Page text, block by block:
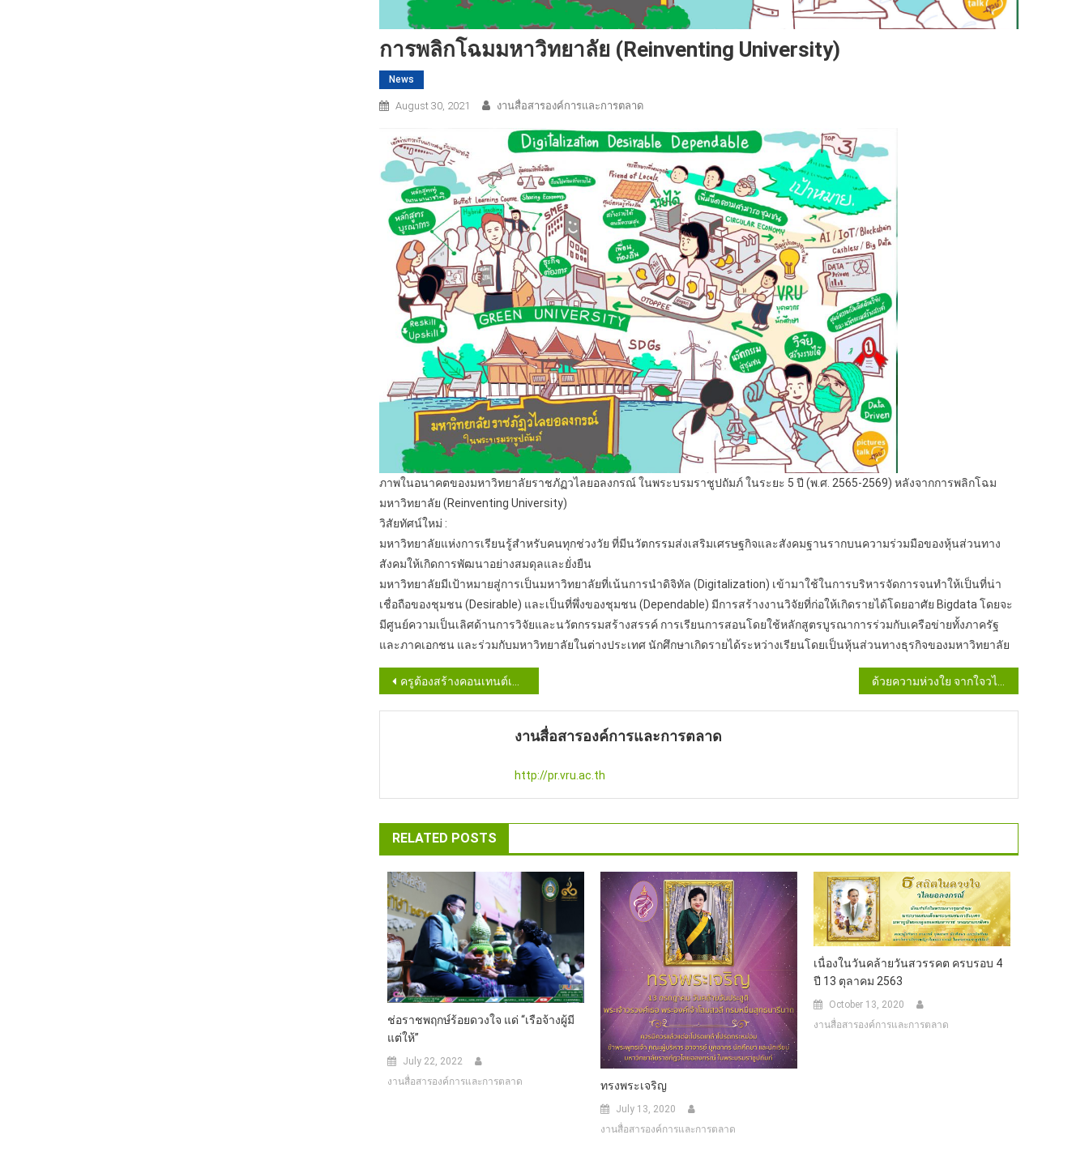
การพลิกโฉมมหาวิทยาลัย (Reinventing University)
News
August 30, 2021 งานสื่อสารองค์การและการตลาด
ภาพในอนาคตของมหาวิทยาลัยราชภัฏวไลยอลงกรณ์ ในพระบรมราชูปถัมภ์ ในระยะ 5 ปี (พ.ศ. 2565-2569) หลังจากการพลิกโฉม
มหาวิทยาลัย (Reinventing University)
วิสัยทัศน์ใหม่ :
มหาวิทยาลัยแห่งการเรียนรู้สำหรับคนทุกช่วงวัย ที่มีนวัตกรรมส่งเสริมเศรษฐกิจและสังคมฐานรากบนความร่วมมือของหุ้นส่วนทาง
สังคมให้เกิดการพัฒนาอย่างสมดุลและยั่งยืน
มหาวิทยาลัยมีเป้าหมายสู่การเป็นมหาวิทยาลัยที่เน้นการนำดิจิทัล (Digitalization) เข้ามาใช้ในการบริหารจัดการจนทำให้เป็นที่น่า
เชื่อถือของชุมชน (Desirable) และเป็นที่พึ่งของชุมชน (Dependable) มีการสร้างงานวิจัยที่ก่อให้เกิดรายได้โดยอาศัย Bigdata โดยจะ
มีศูนย์ความเป็นเลิศด้านการวิจัยและนวัตกรรมสร้างสรรค์ การเรียนการสอนโดยใช้หลักสูตรบูรณาการร่วมกับเครือข่ายทั้งภาครัฐ
และภาคเอกชน และร่วมกับมหาวิทยาลัยในต่างประเทศ นักศึกษาเกิดรายได้ระหว่างเรียนโดยเป็นหุ้นส่วนทางธุรกิจของมหาวิทยาลัย
Post
navigation
ครูต้องสร้างคอนเทนต์เป็น บุกเบิก อ.นักพัฒนาท้องถิ่น ที่แรกในไทย ด้วยความห่วงใย จากใจวไลยอลงกรณ์ เราจะสู้ COVID -19 ไปด้วยกัน
งานสื่อสารองค์การและการตลาด
http://pr.vru.ac.th
RELATED POSTS
ช่อราชพฤกษ์ร้อยดวงใจ แด่ “เรือจ้างผู้มี
แต่ให้”
July 22, 2022
งานสื่อสารองค์การและการตลาด
ทรงพระเจริญ
July 13, 2020
งานสื่อสารองค์การและการตลาด
เนื่องในวันคล้ายวันสวรรคต ครบรอบ 4
ปี 13 ตุลาคม 2563
October 13, 2020
งานสื่อสารองค์การและการตลาด